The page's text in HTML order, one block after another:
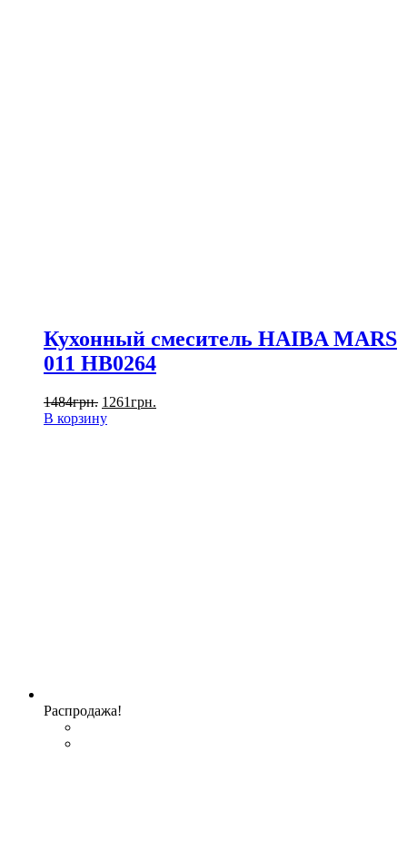
Кухонный смеситель HAIBA MARS
011 HB0264
1484грн. 1261грн.
В корзину
Распродажа!